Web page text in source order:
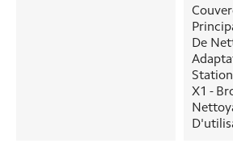
De
X1 -